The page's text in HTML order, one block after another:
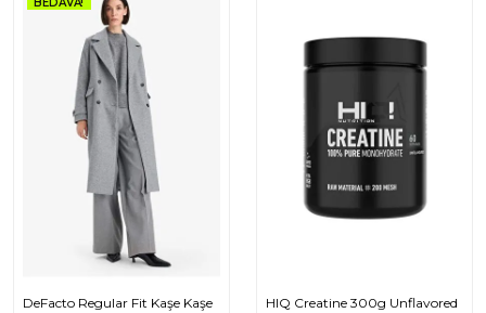
DeFacto Regular Fit Kaşe Kaşe HIQ Creatine 300g Unflavored